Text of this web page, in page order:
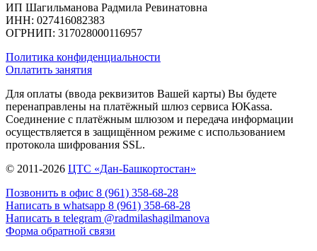
ИП Шагильманова Радмила Ревинатовна
ИНН: 027416082383
ОГРНИП: 317028000116957
Политика конфиденциальности
Оплатить занятия
Для оплаты (ввода реквизитов Вашей карты) Вы будете
перенаправлены на платёжный шлюз сервиса ЮKassa.
Соединение с платёжным шлюзом и передача информации
осуществляется в защищённом режиме с использованием
протокола шифрования SSL.
© 2011-2026 ЦТС «Дан-Башкортостан»
Позвонить в офис 8 (961) 358‑68‑28
Написать в whatsapp 8 (961) 358‑68‑28
Написать в telegram @radmilashagilmanova
Форма обратной связи